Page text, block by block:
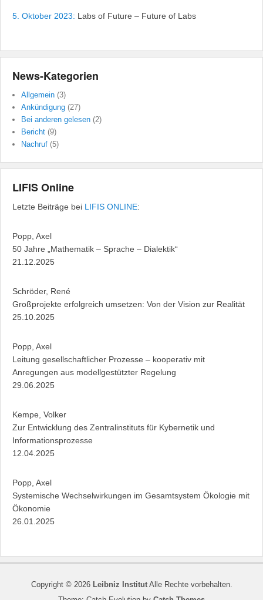
5. Oktober 2023: Labs of Future – Future of Labs
News-Kategorien
Allgemein (3)
Ankündigung (27)
Bei anderen gelesen (2)
Bericht (9)
Nachruf (5)
LIFIS Online
Letzte Beiträge bei LIFIS ONLINE:
Popp, Axel
50 Jahre „Mathematik – Sprache – Dialektik“
21.12.2025
Schröder, René
Großprojekte erfolgreich umsetzen: Von der Vision zur Realität
25.10.2025
Popp, Axel
Leitung gesellschaftlicher Prozesse – kooperativ mit
Anregungen aus modellgestützter Regelung
29.06.2025
Kempe, Volker
Zur Entwicklung des Zentralinstituts für Kybernetik und
Informationsprozesse
12.04.2025
Popp, Axel
Systemische Wechselwirkungen im Gesamtsystem Ökologie mit
Ökonomie
26.01.2025
Copyright © 2026 Leibniz InstitutAlle Rechte vorbehalten.